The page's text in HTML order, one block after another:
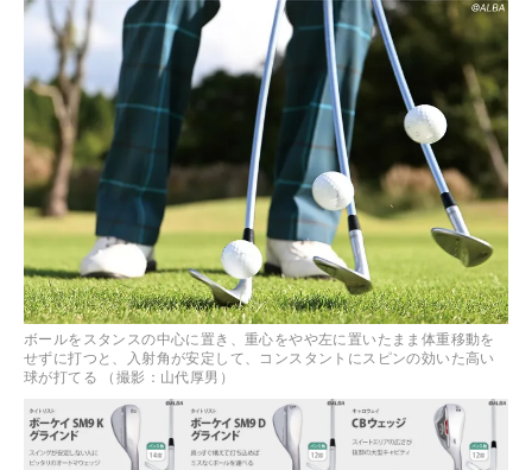
ボールをスタンスの中心に置き、重心をやや左に置いたまま体重移動を
せずに打つと、入射角が安定して、コンスタントにスピンの効いた高い
球が打てる （撮影：山代厚男）